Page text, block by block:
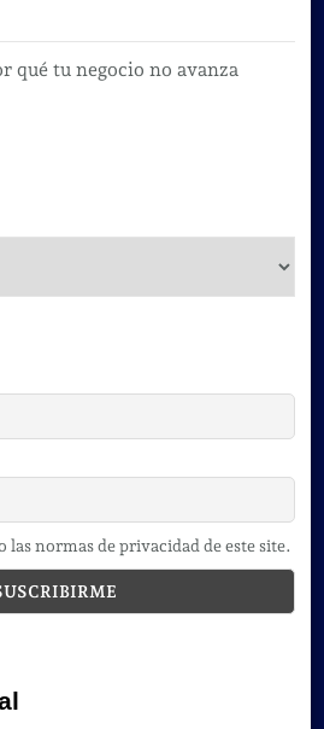
qué tu negocio no avanza
las normas de privacidad de este site.